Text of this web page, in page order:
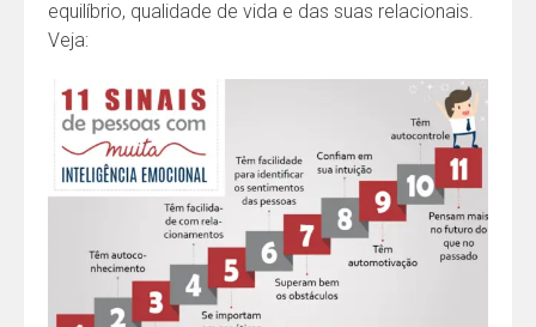
equilíbrio, qualidade de vida e das suas relacionais.
Veja: